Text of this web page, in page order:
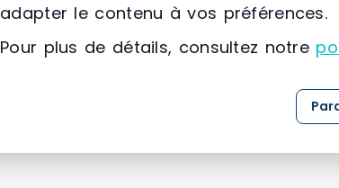
Caractéristiques du matériel
adapter le contenu à vos préférences.
Pour plus de détails, consultez notre